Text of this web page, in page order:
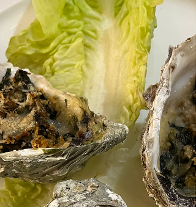
gingembre frais 1 citron vert 1 petit bouquet de
coriandre et d’aneth 1 c. à soupe d’huile Sel,
poivre 1 - Éplucher et couper les pommes de
terre et les carottes en rondelles. 2 - Émincer
poireaux, l’échalote et l’ail. 3 -